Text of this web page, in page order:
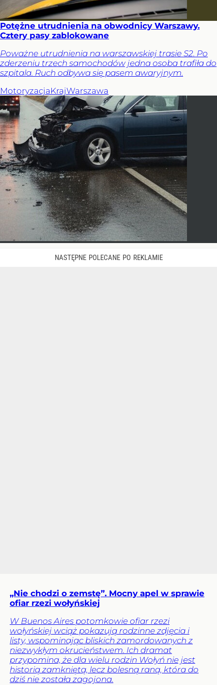
Potężne utrudnienia na obwodnicy Warszawy.
Cztery pasy zablokowane
Poważne utrudnienia na warszawskiej trasie S2. Po
zderzeniu trzech samochodów jedna osoba trafiła do
szpitala. Ruch odbywa się pasem awaryjnym.
MotoryzacjaKrajWarszawa
„Nie chodzi o zemstę”. Mocny apel w sprawie
ofiar rzezi wołyńskiej
W Buenos Aires potomkowie ofiar rzezi
wołyńskiej wciąż pokazują rodzinne zdjęcia i
listy, wspominając bliskich zamordowanych z
niezwykłym okrucieństwem. Ich dramat
przypomina, że dla wielu rodzin Wołyń nie jest
historią zamkniętą, lecz bolesną raną, która do
dziś nie została zagojona.